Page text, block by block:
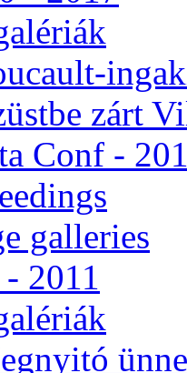
zárt
Conf -
gal­le­ri­es
2011